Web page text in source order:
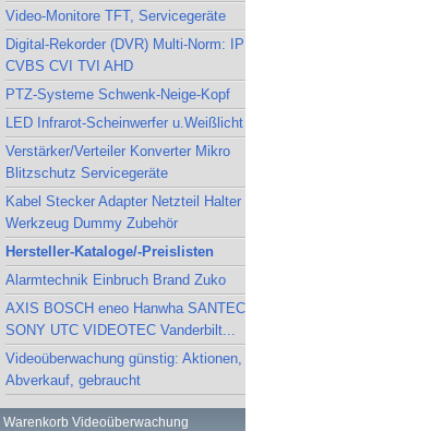
Video-Monitore TFT, Servicegeräte
Digital-Rekorder (DVR) Multi-Norm: IP
CVBS CVI TVI AHD
PTZ-Systeme Schwenk-Neige-Kopf
LED Infrarot-Scheinwerfer u.Weißlicht
Verstärker/Verteiler Konverter Mikro
Blitzschutz Servicegeräte
Kabel Stecker Adapter Netzteil Halter
Werkzeug Dummy Zubehör
Hersteller-Kataloge/-Preislisten
Alarmtechnik Einbruch Brand Zuko
AXIS BOSCH eneo Hanwha SANTEC
SONY UTC VIDEOTEC Vanderbilt...
Videoüberwachung günstig: Aktionen,
Abverkauf, gebraucht
Warenkorb Videoüberwachung